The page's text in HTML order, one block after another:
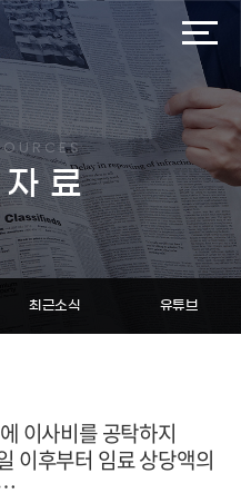
료
최근소식 유튜브
이사비를 공탁하지
이후부터 임료 상당액의